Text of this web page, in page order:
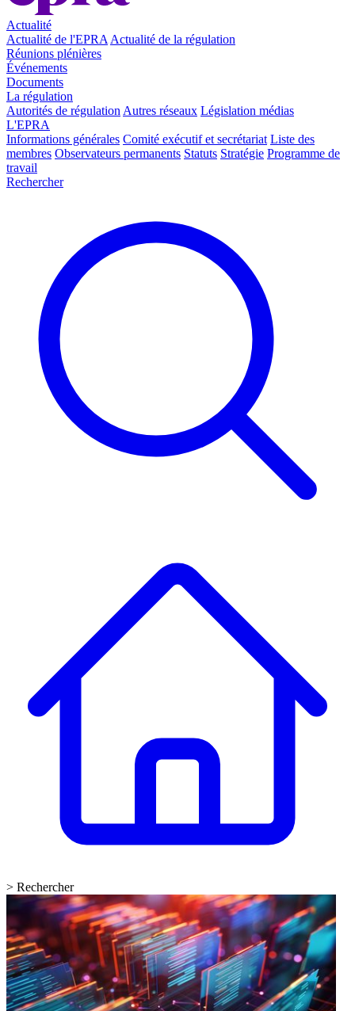
Actualité
Actualité de l'EPRA Actualité de la régulation
Réunions plénières
Événements
Documents
La régulation
Autorités de régulation Autres réseaux Législation médias
L'EPRA
Informations générales Comité exécutif et secrétariat Liste des
membres Observateurs permanents Statuts Stratégie Programme de
travail
Rechercher
> Rechercher